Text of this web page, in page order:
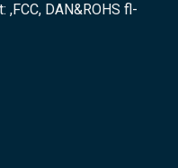
,FCC, DAN&ROHS fl-